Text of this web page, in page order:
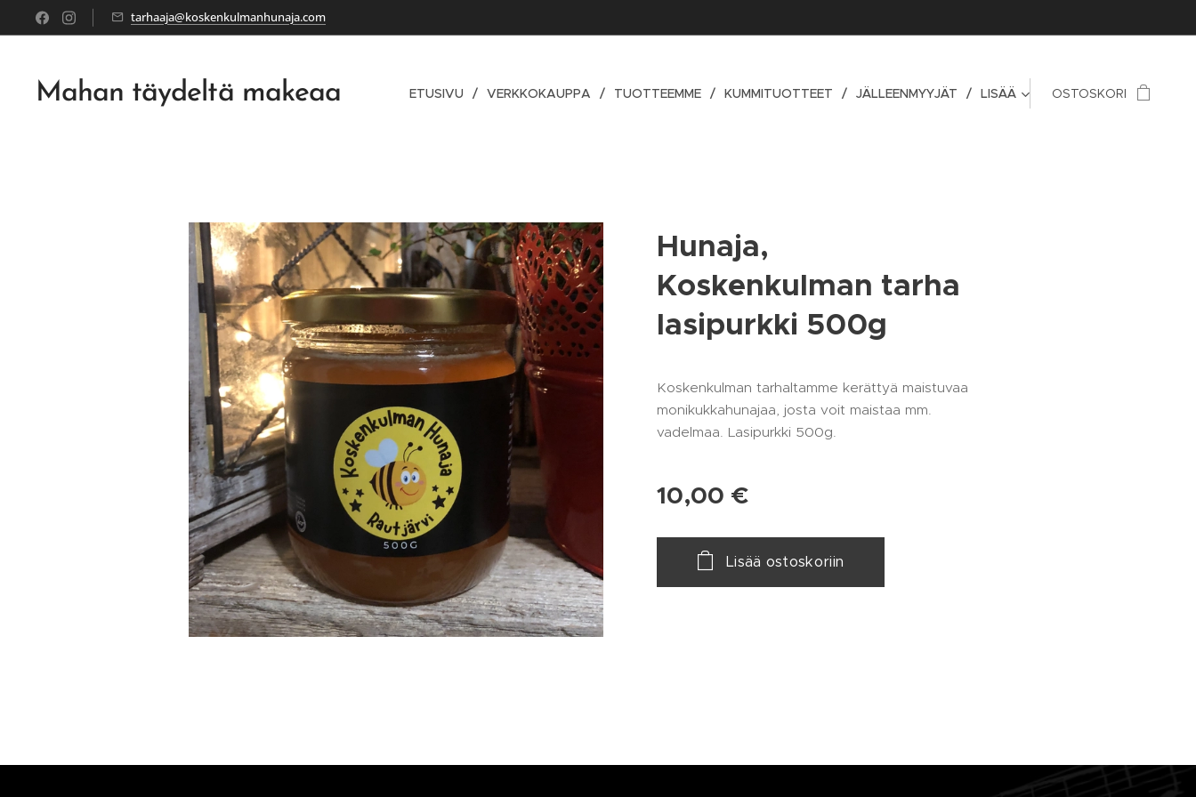
tarhaaja@koskenkulmanhunaja.com
Mahan täydeltä makeaa ETUSIVU VERKKOKAUPPA TUOTTEEMME KUMMITUOTTEET JÄLLEENMYYJÄT LISÄÄ OSTOSKORI
Hunaja,
Koskenkulman tarha
lasipurkki 500g
Koskenkulman tarhaltamme kerättyä maistuvaa
monikukkahunajaa, josta voit maistaa mm.
vadelmaa. Lasipurkki 500g.
10,00 €
Lisää ostoskoriin